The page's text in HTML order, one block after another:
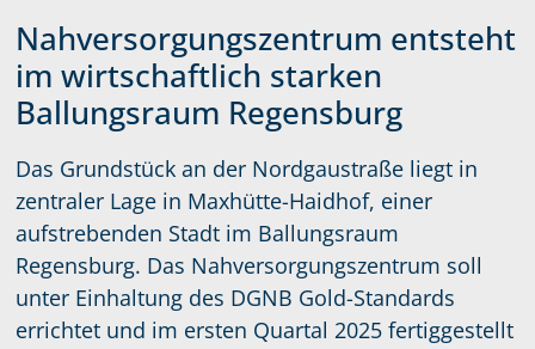
Nahversorgungszentrum entsteht
im wirtschaftlich starken
Ballungsraum Regensburg
Das Grundstück an der Nordgaustraße liegt in
zentraler Lage in Maxhütte-Haidhof, einer
aufstrebenden Stadt im Ballungsraum
Regensburg. Das Nahversorgungszentrum soll
unter Einhaltung des DGNB Gold-Standards
errichtet und im ersten Quartal 2025 fertiggestellt